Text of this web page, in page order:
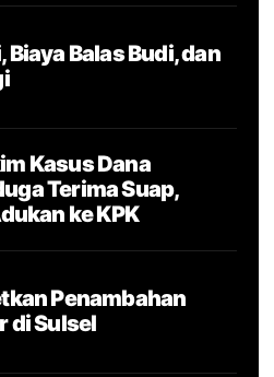
Balas Budi, dan
Kasus Dana
Terima Suap,
ke KPK
Penambahan
di Sulsel